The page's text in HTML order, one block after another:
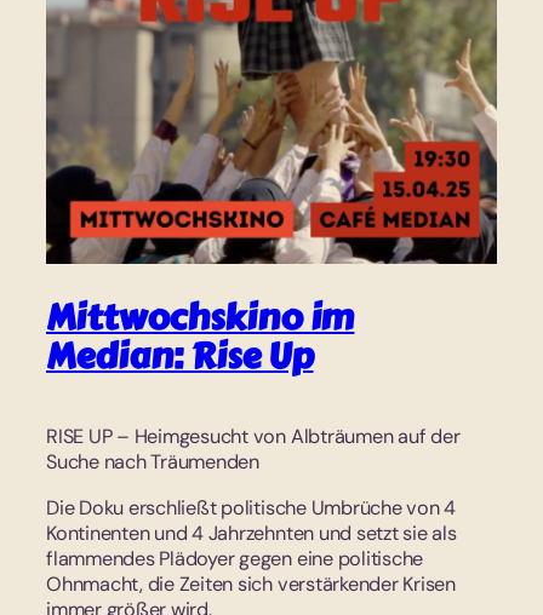
Mittwochskino im
Median: Rise Up
RISE UP – Heimgesucht von Albträumen auf der
Suche nach Träumenden
Die Doku erschließt politische Umbrüche von 4
Kontinenten und 4 Jahrzehnten und setzt sie als
flammendes Plädoyer gegen eine politische
Ohnmacht, die Zeiten sich verstärkender Krisen
immer größer wird.